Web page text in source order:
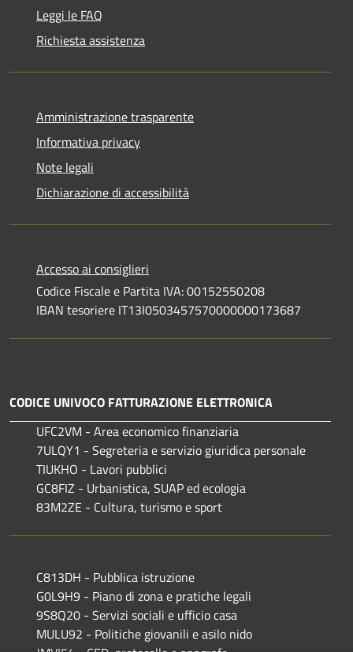
Leggi le FAQ
Richiesta assistenza
Amministrazione trasparente
Informativa privacy
Note legali
Dichiarazione di accessibilità
Accesso ai consiglieri
Codice Fiscale e Partita IVA: 00152550208
IBAN tesoriere IT13I0503457570000000173687
CODICE UNIVOCO FATTURAZIONE ELETTRONICA
UFC2VM - Area economico finanziaria
7ULQY1 - Segreteria e servizio giuridica personale
TIUKHO - Lavori pubblici
GC8FIZ - Urbanistica, SUAP ed ecologia
83M2ZE - Cultura, turismo e sport
C813DH - Pubblica istruzione
G0L9H9 - Piano di zona e pratiche legali
9S8Q20 - Servizi sociali e ufficio casa
MULU92 - Politiche giovanili e asilo nido